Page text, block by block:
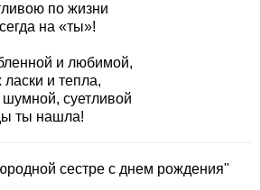
по жизни
на «ты»!
и любимой,
и тепла,
суетливой
ты нашла!
сестре с днем рождения"